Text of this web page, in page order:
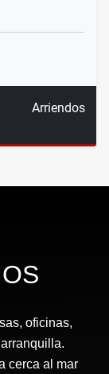
Arriendos
oficinas,
cerca al mar